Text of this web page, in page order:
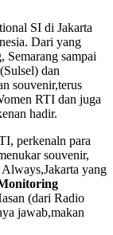
SI di Jakarta
Dari yang
Semarang sampai
dan
souvenir,terus
RTI dan juga
hadir.
perkenaln para
souvenir,
yang
(dari Radio
jawab,makan